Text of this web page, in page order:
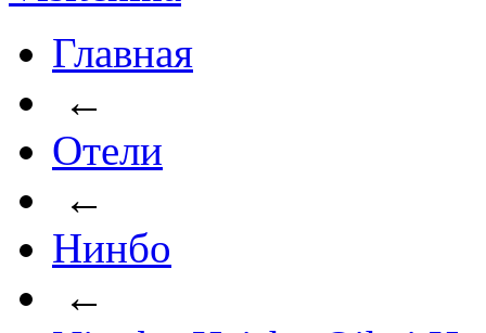
Главная
←
Отели
←
Нинбо
←